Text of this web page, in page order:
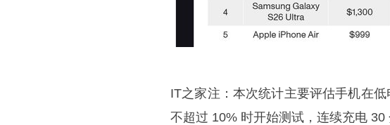
IT之家注：本次统计主要评估手机在
不超过 10% 时开始测试，连续充电 30